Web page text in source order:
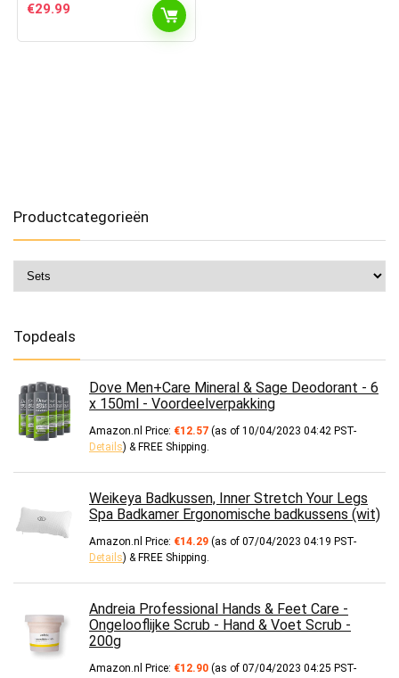
€29.99
Productcategorieën
Topdeals
Dove Men+Care Mineral & Sage Deodorant - 6
x 150ml - Voordeelverpakking
Amazon.nl Price: €12.57 (as of 10/04/2023 04:42 PST-
Details) & FREE Shipping
Weikeya Badkussen, Inner Stretch Your Legs
Spa Badkamer Ergonomische badkussens (wit)
Amazon.nl Price: €14.29 (as of 07/04/2023 04:19 PST-
Details) & FREE Shipping
Andreia Professional Hands & Feet Care -
Ongelooflijke Scrub - Hand & Voet Scrub -
200g
Amazon.nl Price: €12.90 (as of 07/04/2023 04:25 PST-